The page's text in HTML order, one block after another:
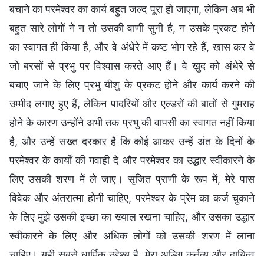
बचाने का परमेश्वर का कार्य बहुत जल्द पूरा हो जाएगा, लेकिन अब भी
बहुत सारे लोगों ने न तो उसकी वाणी सुनी है, न उसके प्रकट होने
का स्वागत ही किया है, और वे अंधेरे में कष्ट भोग रहे हैं, खास कर वे
जो बरसों से प्रभु पर विश्वास करते आए हैं। वे खुद को अंधेरे से
बचाए जाने के लिए प्रभु यीशु के प्रकट होने और कार्य करने की
उम्मीद लगाए हुए हैं, लेकिन पादरियों और एल्डरों की बातों से गुमराह
होने के कारण उन्होंने अभी तक प्रभु की वापसी का स्वागत नहीं किया
है, और उन्हें सख्त दरकार है कि कोई आकर उन्हें अंत के दिनों के
परमेश्वर के कार्यों की गवाही दे और परमेश्वर का उद्धार स्वीकारने के
लिए उसकी शरण में ले जाए। सृजित प्राणी के रूप में, मेरे पास
विवेक और अंतरात्मा होनी चाहिए, परमेश्वर के प्रेम का कर्ज चुकाने
के लिए मुझे उसकी इच्छा का ख्याल रखना चाहिए, और उसका उद्धार
स्वीकारने के लिए और अधिक लोगों को उसकी शरण में लाना